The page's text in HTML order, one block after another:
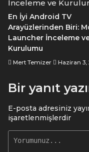
En İyi Android TV
Arayüzlerinden Biri:
Launcher İnceleme
Kurulumu
Mert Temizer Haziran 3,
Bir yanıt
E-posta adresiniz
işaretlenmişlerdir